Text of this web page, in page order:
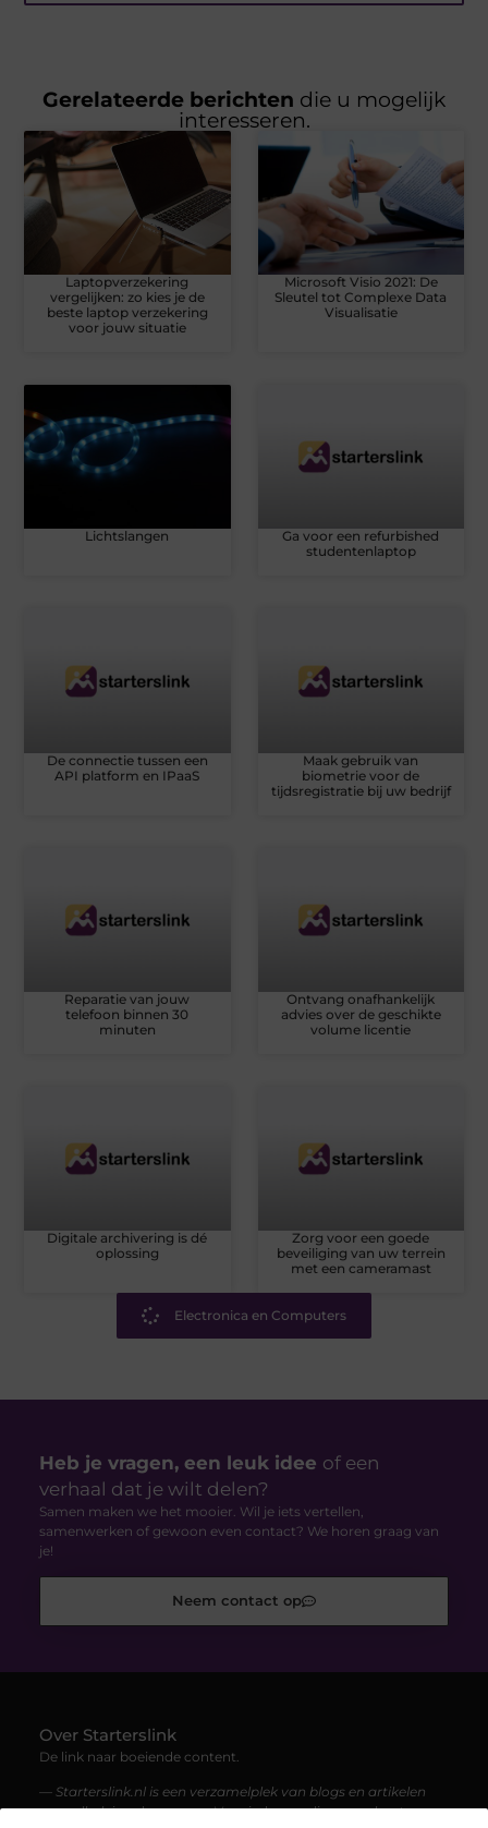
Gerelateerde berichten die u mogelijk
interesseren.
Laptopverzekering
vergelijken: zo kies je de
beste laptop verzekering
voor jouw situatie
Microsoft Visio 2021: De
Sleutel tot Complexe Data
Visualisatie
Lichtslangen
Ga voor een refurbished
studentenlaptop
De connectie tussen een
API platform en IPaaS
Maak gebruik van
biometrie voor de
tijdsregistratie bij uw bedrijf
Reparatie van jouw
telefoon binnen 30
minuten
Ontvang onafhankelijk
advies over de geschikte
volume licentie
Digitale archivering is dé
oplossing
Zorg voor een goede
beveiliging van uw terrein
met een cameramast
Electronica en Computers
Heb je vragen, een leuk idee of een
verhaal dat je wilt delen?
Samen maken we het mooier. Wil je iets vertellen,
samenwerken of gewoon even contact? We horen graag van
je!
Neem contact op
Over Starterslink
De link naar boeiende content.
— Starterslink.nl is een verzamelplek van blogs en artikelen
over allerlei onderwerpen. Voor iedereen die graag leest,